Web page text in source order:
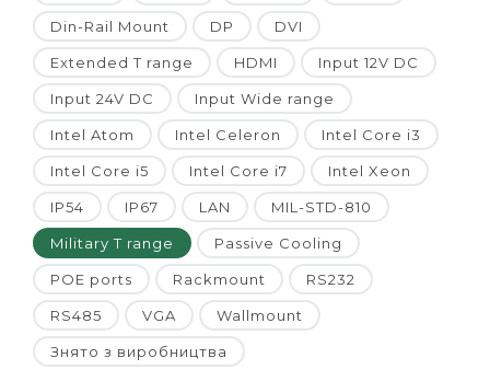
Din-Rail Mount DP DVI
Extended T range HDMI Input 12V DC
Input 24V DC Input Wide range
Intel Atom Intel Celeron Intel Core i3
Intel Core i5 Intel Core i7 Intel Xeon
IP54 IP67 LAN MIL-STD-810
Military T range Passive Cooling
POE ports Rackmount RS232
RS485 VGA Wallmount
Знято з виробництва